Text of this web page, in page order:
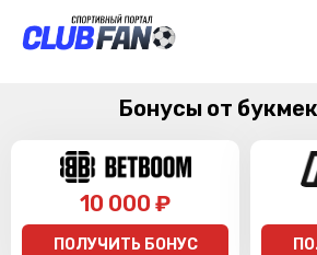
Бонусы от
10 000 ₽
ПОЛУЧИТЬ БОНУС